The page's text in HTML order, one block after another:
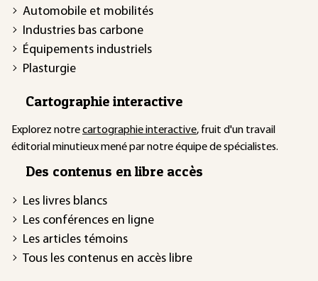
Automobile et mobilités
Industries bas carbone
Équipements industriels
Plasturgie
Cartographie interactive
Explorez notrecartographie interactive, fruit d'un travail
éditorial minutieux mené par notre équipe de spécialistes.
Des contenus en libre accès
Les livres blancs
Les conférences en ligne
Les articles témoins
Tous les contenus en accès libre